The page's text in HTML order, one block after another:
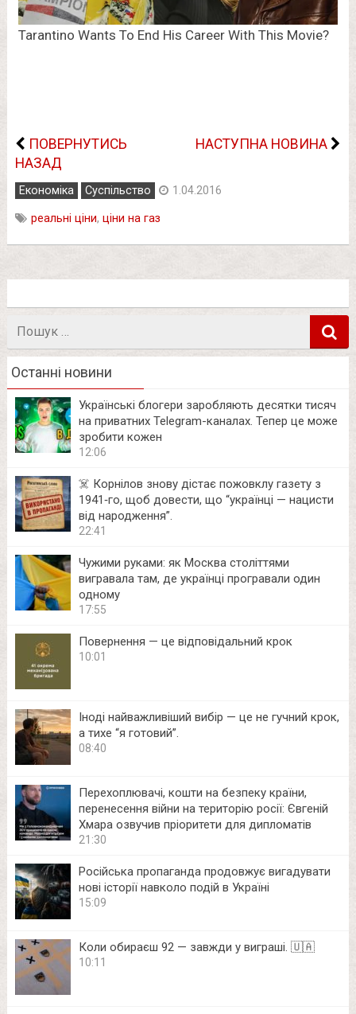
ПОВЕРНУТИСЬ
НАЗАД
НАСТУПНА НОВИНА
Економіка Суспільство 1.04.2016
реальні ціни, ціни на газ
Останні новини
Українські блогери заробляють десятки тисяч
на приватних Telegram-каналах. Тепер це може
зробити кожен
12:06
☠️ Корнілов знову дістає пожовклу газету з
1941‑го, щоб довести, що “українці — нацисти
від народження”.
22:41
Чужими руками: як Москва століттями
вигравала там, де українці програвали один
одному
17:55
Повернення — це відповідальний крок
10:01
Іноді найважливіший вибір — це не гучний крок,
а тихе “я готовий”.
08:40
Перехоплювачі, кошти на безпеку країни,
перенесення війни на територію росії: Євгеній
Хмара озвучив пріоритети для дипломатів
21:30
Російська пропаганда продовжує вигадувати
нові історії навколо подій в Україні
15:09
Коли обираєш 92 — завжди у виграші. 🇺🇦
10:11